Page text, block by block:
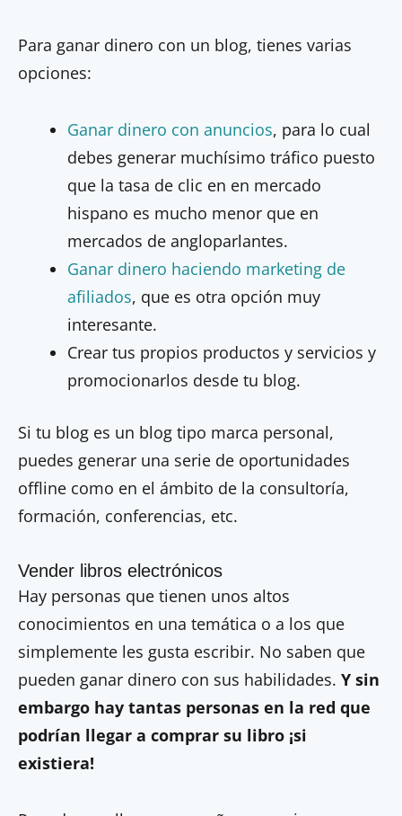
Para ganar dinero con un blog, tienes varias
opciones:
Ganar dinero con anuncios, para lo cual
debes generar muchísimo tráfico puesto
que la tasa de clic en en mercado
hispano es mucho menor que en
mercados de angloparlantes.
Ganar dinero haciendo marketing de
afiliados, que es otra opción muy
interesante.
Crear tus propios productos y servicios y
promocionarlos desde tu blog.
Si tu blog es un blog tipo marca personal,
puedes generar una serie de oportunidades
offline como en el ámbito de la consultoría,
formación, conferencias, etc.
Vender libros electrónicos
Hay personas que tienen unos altos
conocimientos en una temática o a los que
simplemente les gusta escribir. No saben que
pueden ganar dinero con sus habilidades. Y sin
embargo hay tantas personas en la red que
podrían llegar a comprar su libro ¡si
existiera!